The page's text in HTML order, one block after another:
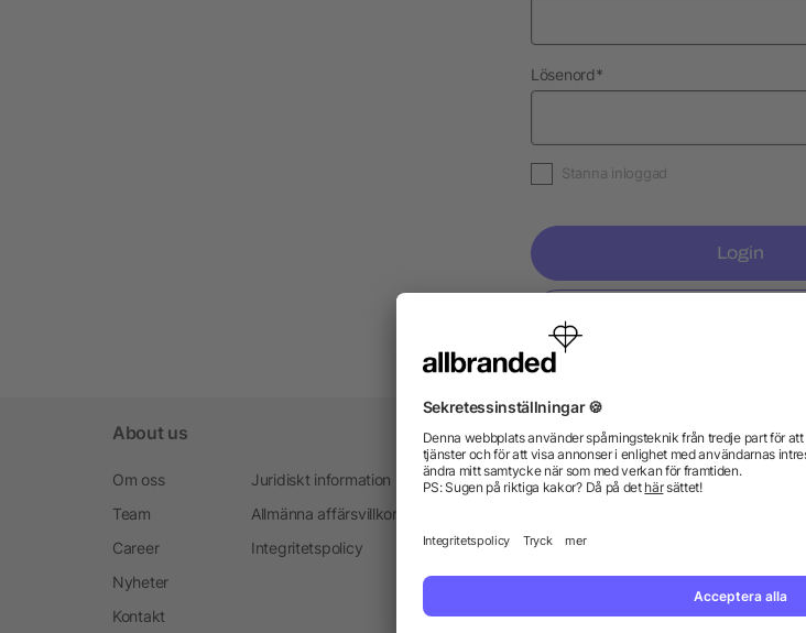
Lösenordnödvändig
*
Stanna inloggad
Login
About us
Om oss
Team
Career
Nyheter
Kontakt
Juridiskt information
Allmänna affärsvillkoren
Integritetspolicy
Information
Vanliga frågor och svar
Registrera en retur
Profilprodukt WIKI
Profilprodukt Rådgivare
Blogg